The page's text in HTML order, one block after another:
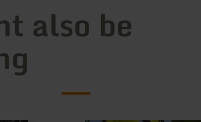
also be